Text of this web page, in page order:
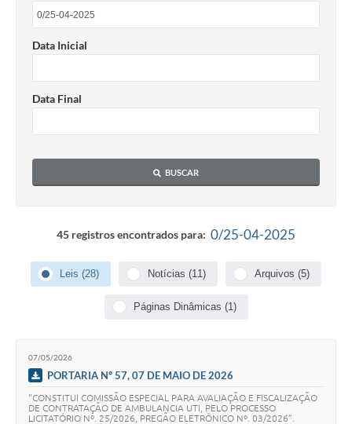
Data Inicial
Data Final
BUSCAR
45 registros encontrados para: 0/25-04-2025
Leis (28) Notícias (11) Arquivos (5)
Páginas Dinâmicas (1)
07/05/2026
PORTARIA Nº 57, 07 DE MAIO DE 2026
"CONSTITUI COMISSÃO ESPECIAL PARA AVALIAÇÃO E FISCALIZAÇÃO
DE CONTRATAÇÃO DE AMBULANCIA UTI, PELO PROCESSO
LICITATÓRIO Nº. 25/2026, PREGÃO ELETRÔNICO Nº. 03/2026”.